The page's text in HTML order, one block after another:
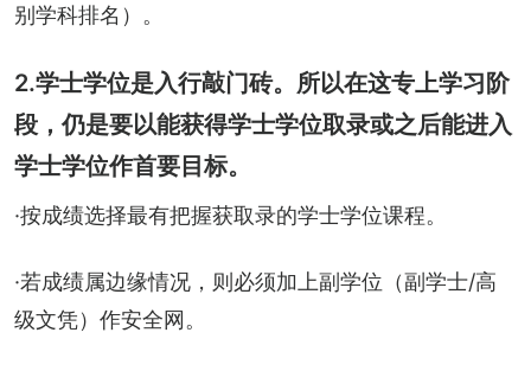
别学科排名）。
2.学士学位是入行敲门砖。所以在这专上学习阶
段，仍是要以能获得学士学位取录或之后能进入
学士学位作首要目标。
·按成绩选择最有把握获取录的学士学位课程。
·若成绩属边缘情况，则必须加上副学位（副学士/高
级文凭）作安全网。